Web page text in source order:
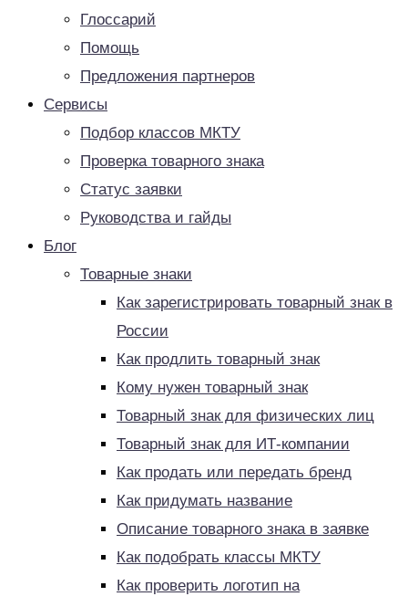
Глоссарий
Помощь
Предложения партнеров
Сервисы
Подбор классов МКТУ
Проверка товарного знака
Статус заявки
Руководства и гайды
Блог
Товарные знаки
Как зарегистрировать товарный знак в
России
Как продлить товарный знак
Кому нужен товарный знак
Товарный знак для физических лиц
Товарный знак для ИТ-компании
Как продать или передать бренд
Как придумать название
Описание товарного знака в заявке
Как подобрать классы МКТУ
Как проверить логотип на